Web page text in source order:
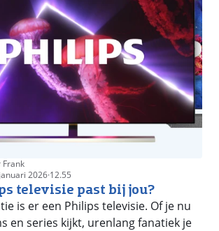
Frank
2026·12.55
televisie past bij jou?
is er een Philips televisie. Of je nu
en series kijkt, urenlang fanatiek je